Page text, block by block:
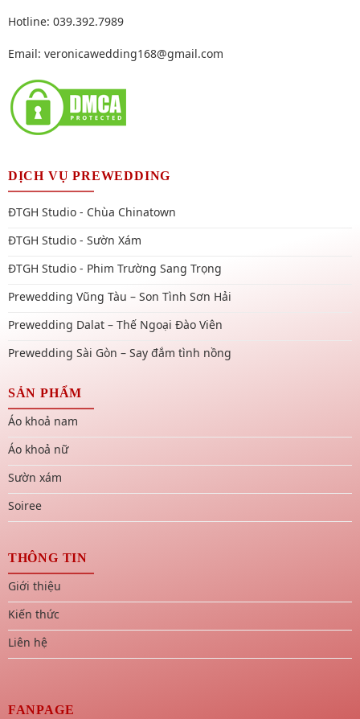
Hotline: 039.392.7989
Email: veronicawedding168@gmail.com
DỊCH VỤ PREWEDDING
ĐTGH Studio - Chùa Chinatown
ĐTGH Studio - Sườn Xám
ĐTGH Studio - Phim Trường Sang Trọng
Prewedding Vũng Tàu – Son Tình Sơn Hải
Prewedding Dalat – Thế Ngoại Đào Viên
Prewedding Sài Gòn – Say đắm tình nồng
SẢN PHẨM
Áo khoả nam
Áo khoả nữ
Sườn xám
Soiree
THÔNG TIN
Giới thiệu
Kiến thức
Liên hệ
FANPAGE